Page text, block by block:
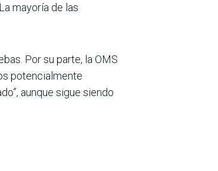
mayoría de las
Por su parte, la OMS
potencialmente
aunque sigue siendo